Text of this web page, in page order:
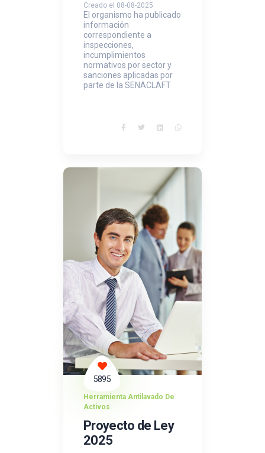
Creado el 08-08-2025
El organismo ha publicado
información
correspondiente a
inspecciones,
incumplimientos
normativos por sector y
sanciones aplicadas por
parte de la SENACLAFT
5895
Herramienta Antilavado De
Activos
Proyecto de Ley
2025